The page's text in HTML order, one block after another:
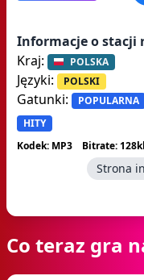
Informacje o stacji
Kraj:
POLSKA
Języki: POLSKI
Gatunki: POPULARNA
HITY
Kodek: MP3
Bitrate:
Strona
Co teraz gra